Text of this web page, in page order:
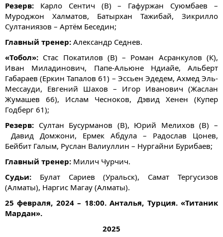
Резерв: Карло Сентич (В) – Гафуржан Суюмбаев –
Муроджон Халматов, Батырхан Тажибай, Зикрилло
Султаниязов – Артём Беседин;
Главный тренер: Александр Седнев.
«Тобол»: Стас Покатилов (В) – Роман Асранкулов (К),
Иван Миладинович, Папе-Альюне Ндиайе, Альберт
Габараев (Еркин Тапалов 61) – Эссьен Эдедем, Ахмед Эль-
Мессауди, Евгений Шахов – Игор Иванович (Жаслан
Жумашев 66), Ислам Чесноков, Дэвид Хенен (Купер
Годберг 61);
Резерв: Cултан Бусурманов (В), Юрий Мелихов (В) –
Давид Домжони, Ермек Абдула – Радослав Цонев,
Бейбит Галым, Руслан Валиуллин – Нургайни Бурибаев;
Главный тренер: Милич Чурчич.
Судьи: Булат Сариев (Уральск), Самат Тергусизов
(Алматы), Наргис Магау (Алматы).
25 февраля, 2024 – 18:00. Анталья, Турция. «Титаник
Мардан».
2025